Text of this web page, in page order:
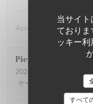
当サイト
ておりま
ッキー
すべて
Accueil chaleureux ,
Pierre
2026-07-31
サービス
/